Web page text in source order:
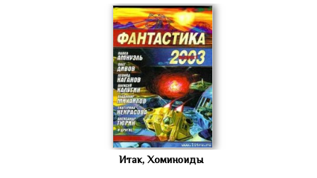
Итак, Хоминоиды